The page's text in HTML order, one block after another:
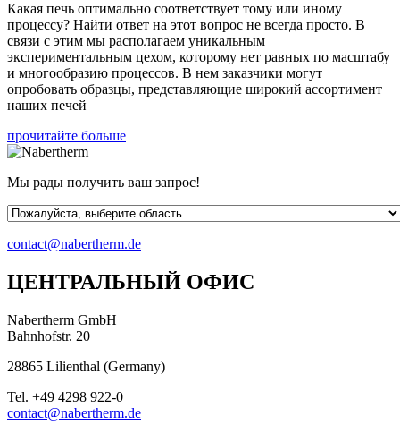
Какая печь оптимально соответствует тому или иному
процессу? Найти ответ на этот вопрос не всегда просто. В
связи с этим мы располагаем уникальным
экспериментальным цехом, которому нет равных по масштабу
и многообразию процессов. В нем заказчики могут
опробовать образцы, представляющие широкий ассортимент
наших печей
прочитайте больше
Мы рады получить ваш запрос!
contact@nabertherm.de
ЦЕНТРАЛЬНЫЙ ОФИС
Nabertherm GmbH
Bahnhofstr. 20
28865 Lilienthal (Germany)
Tel. +49 4298 922-0
contact@nabertherm.de